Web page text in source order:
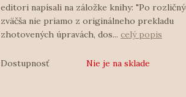
editori napísali na záložke knihy: "Po
zväčša nie priamo z originálneho prekladu
zhotovených úpravách, dos... celý popis
Dostupnosť Nie je na sklade